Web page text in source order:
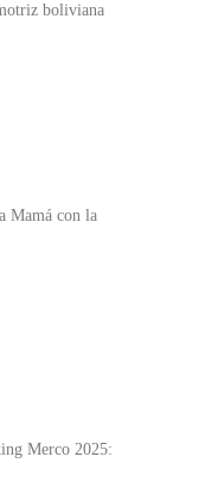
boliviana
Mamá con la
Merco 2025: